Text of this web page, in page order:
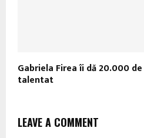
Gabriela Firea îi dă 20.000
talentat
LEAVE A COMMENT